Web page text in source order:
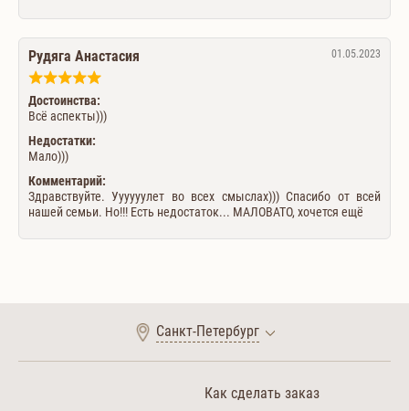
01.05.2023
Рудяга Анастасия
Достоинства:
Всё аспекты)))
Недостатки:
Мало)))
Комментарий:
Здравствуйте. Уууууулет во всех смыслах))) Спасибо от всей
нашей семьи. Но!!! Есть недостаток... МАЛОВАТО, хочется ещё
Санкт-Петербург
Как сделать заказ